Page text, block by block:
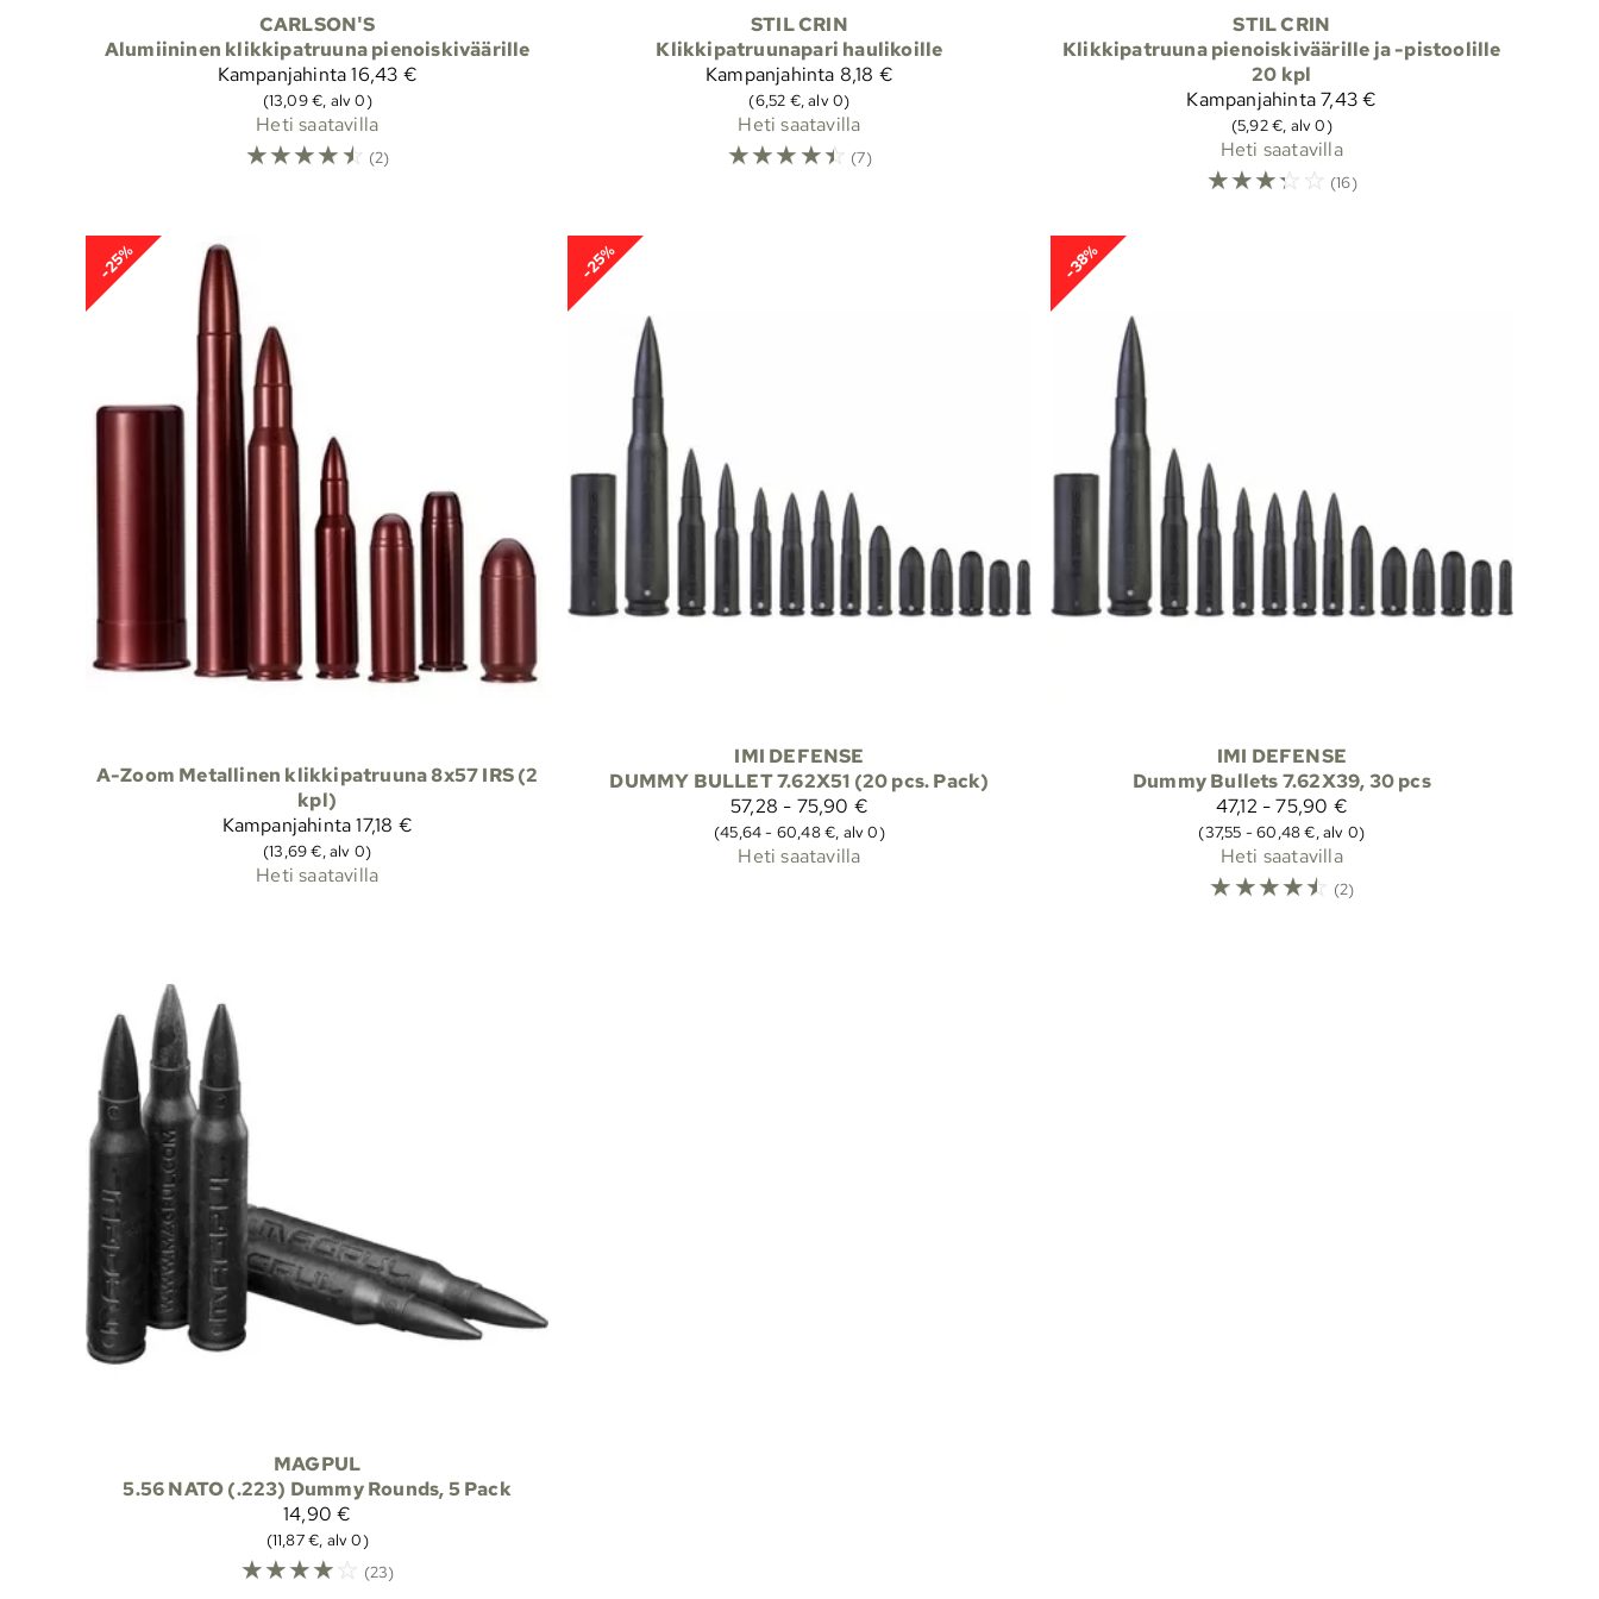
CARLSON'S
Alumiininen klikkipatruuna pienoiskiväärille
Kampanjahinta16,43 €
(13,09 €, alv 0)
Heti saatavilla
☆☆☆☆☆ (2)
STIL CRIN
Klikkipatruunapari haulikoille
Kampanjahinta 8,18 €
(6,52 €, alv 0)
Heti saatavilla
☆☆☆☆☆ (7)
STIL CRIN
Klikkipatruuna pienoiskiväärille ja -pistoolille
20 kpl
Kampanjahinta7,43 €
(5,92 €, alv 0)
Heti saatavilla
☆☆☆☆ ☆ (16)
-25%
A-Zoom Metallinen klikkipatruuna 8x57 IRS (2
kpl)
Kampanjahinta17,18 €
(13,69 €, alv 0)
Heti saatavilla
-25%
IMI DEFENSE
DUMMY BULLET 7.62X51 (20 pcs. Pack)
57,28 - 75,90 €
(45,64 - 60,48 €, alv 0)
Heti saatavilla
-38%
IMI DEFENSE
Dummy Bullets 7.62X39, 30 pcs
47,12 - 75,90 €
(37,55 - 60,48 €, alv 0)
Heti saatavilla
☆☆☆☆☆ (2)
MAGPUL
5.56 NATO (.223) Dummy Rounds, 5 Pack
14,90 €
(11,87 €, alv 0)
☆☆☆☆☆ (23)